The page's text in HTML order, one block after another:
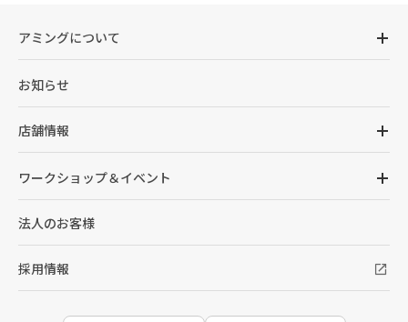
アミングについて
お知らせ
店舗情報
ワークショップ＆イベント
法人のお客様
採用情報